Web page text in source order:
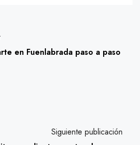
en Fuenlabrada paso a paso
Siguiente publicación